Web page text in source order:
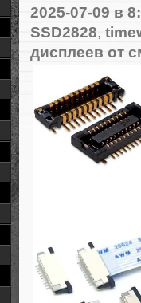
2025-07-09 в
SSD2828,
дисплеев от